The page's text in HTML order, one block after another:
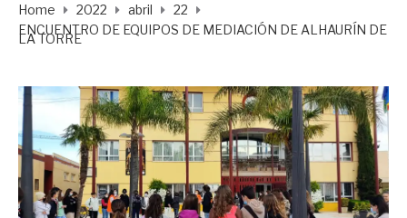
Home 2022 abril
22
ENCUENTRO DE EQUIPOS DE MEDIACIÓN DE ALHAURÍN DE
LA TORRE